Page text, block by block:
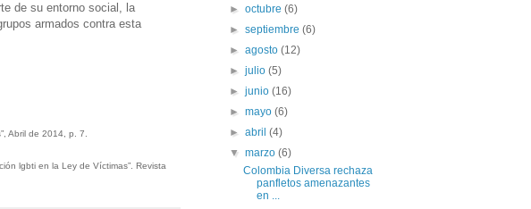
de su entorno social, la
armados contra esta
Abril de 2014, p. 7.
lgbti en la Ley de Víctimas”. Revista
►octubre(6)
►septiembre(6)
►agosto(12)
►julio(5)
►junio(16)
►mayo(6)
►abril(4)
▼marzo(6)
Colombia Diversa rechaza
panfletos amenazantes
en ...